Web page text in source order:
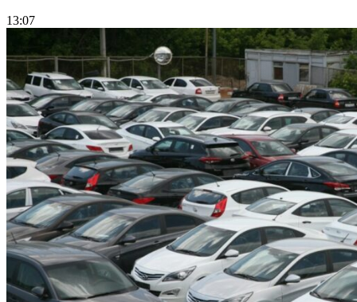
13:07